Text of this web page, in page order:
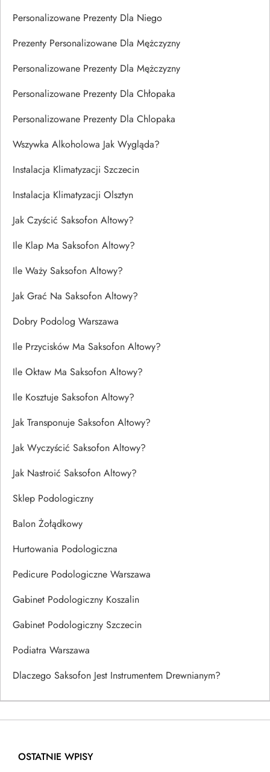
Personalizowane Prezenty Dla Niego
Prezenty Personalizowane Dla Mężczyzny
Personalizowane Prezenty Dla Mężczyzny
Personalizowane Prezenty Dla Chłopaka
Personalizowane Prezenty Dla Chlopaka
Wszywka Alkoholowa Jak Wygląda?
Instalacja Klimatyzacji Szczecin
Instalacja Klimatyzacji Olsztyn
Jak Czyścić Saksofon Altowy?
Ile Klap Ma Saksofon Altowy?
Ile Waży Saksofon Altowy?
Jak Grać Na Saksofon Altowy?
Dobry Podolog Warszawa
Ile Przycisków Ma Saksofon Altowy?
Ile Oktaw Ma Saksofon Altowy?
Ile Kosztuje Saksofon Altowy?
Jak Transponuje Saksofon Altowy?
Jak Wyczyścić Saksofon Altowy?
Jak Nastroić Saksofon Altowy?
Sklep Podologiczny
Balon Żołądkowy
Hurtowania Podologiczna
Pedicure Podologiczne Warszawa
Gabinet Podologiczny Koszalin
Gabinet Podologiczny Szczecin
Podiatra Warszawa
Dlaczego Saksofon Jest Instrumentem Drewnianym?
OSTATNIE WPISY